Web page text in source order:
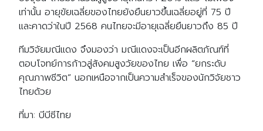
เท่านั้น อายุขัยเฉลี่ยของไทยยังยืนยาวขึ้นเฉลี่ยอยู่ที่ 75 ปี
และคาดว่าในปี 2568 คนไทยจะมีอายุเฉลี่ยยืนยาวถึง 85 ปี
ทีมวิจัยมณีแดง จึงมองว่า มณีแดงจะเป็นอีกผลิตภัณฑ์ที่
ตอบโจทย์การก้าวสู่สังคมสูงวัยของไทย เพื่อ “ยกระดับ
คุณภาพชีวิต” นอกเหนือจากเป็นความสำเร็จของนักวิจัยชาว
ไทยด้วย
ที่มา: บีบีซีไทย